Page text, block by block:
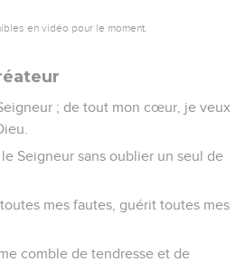
en vidéo pour le moment.
; de tout mon cœur, je veux
Seigneur sans oublier un seul de
mes fautes, guérit toutes mes
comble de tendresse et de